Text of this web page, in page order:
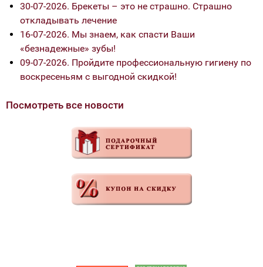
30-07-2026. Брекеты – это не страшно. Страшно
откладывать лечение
16-07-2026. Мы знаем, как спасти Ваши
«безнадежные» зубы!
09-07-2026. Пройдите профессиональную гигиену по
воскресеньям с выгодной скидкой!
Посмотреть все новости